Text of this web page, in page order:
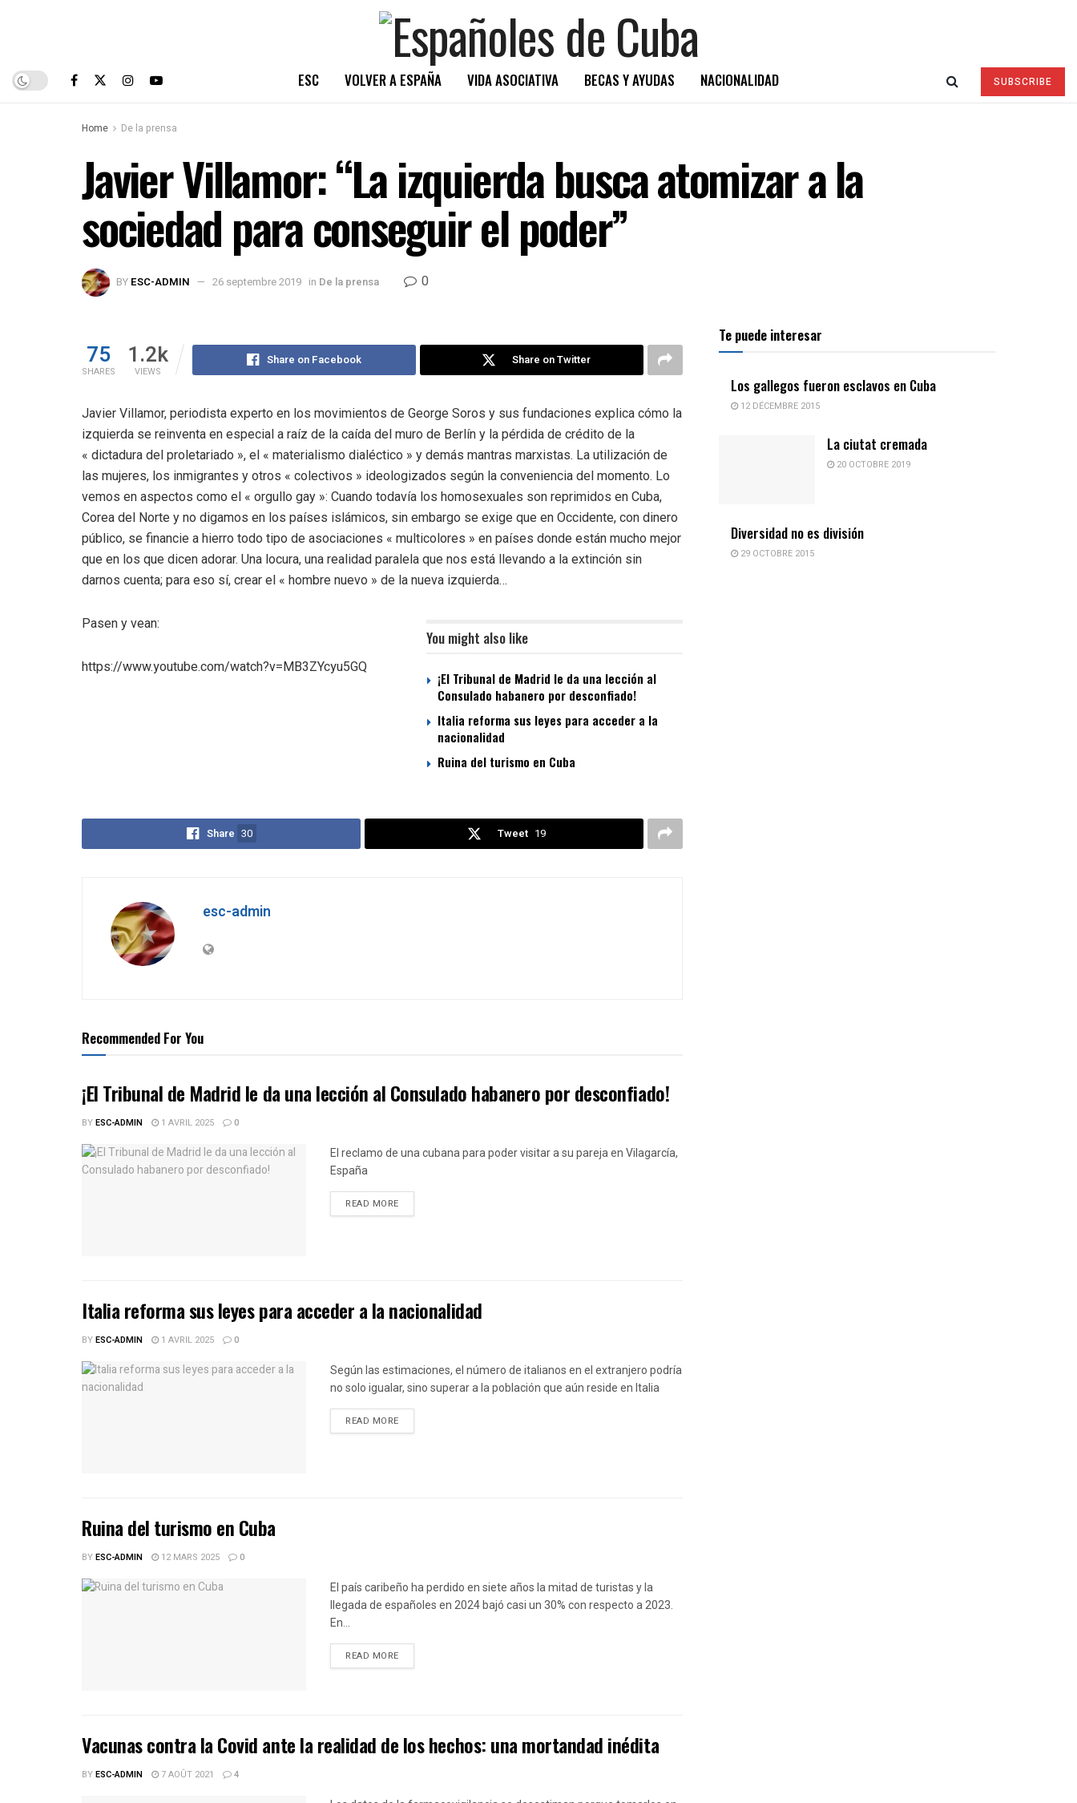
ESC VOLVER A ESPAÑA VIDA ASOCIATIVA BECAS Y AYUDAS NACIONALIDAD SUBSCRIBE
Home De la prensa
Javier Villamor: “La izquierda busca atomizar a la
sociedad para conseguir el poder”
BY ESC-ADMIN 26 septembre 2019 in De la prensa 0
75
SHARES
1.2k
VIEWS
Share on Facebook Share on Twitter
Javier Villamor, periodista experto en los movimientos de George Soros y sus fundaciones explica cómo la
izquierda se reinventa en especial a raíz de la caída del muro de Berlín y la pérdida de crédito de la
« dictadura del proletariado », el « materialismo dialéctico » y demás mantras marxistas. La utilización de
las mujeres, los inmigrantes y otros « colectivos » ideologizados según la conveniencia del momento. Lo
vemos en aspectos como el « orgullo gay »: Cuando todavía los homosexuales son reprimidos en Cuba,
Corea del Norte y no digamos en los países islámicos, sin embargo se exige que en Occidente, con dinero
público, se financie a hierro todo tipo de asociaciones « multicolores » en países donde están mucho mejor
que en los que dicen adorar. Una locura, una realidad paralela que nos está llevando a la extinción sin
darnos cuenta; para eso sí, crear el « hombre nuevo » de la nueva izquierda…
You might also like
¡El Tribunal de Madrid le da una lección al
Consulado habanero por desconfiado!
Italia reforma sus leyes para acceder a la
nacionalidad
Ruina del turismo en Cuba
Pasen y vean:
https://www.youtube.com/watch?v=MB3ZYcyu5GQ
Share 30 Tweet 19
esc-admin
Recommended For You
¡El Tribunal de Madrid le da una lección al Consulado habanero por desconfiado!
BYESC-ADMIN 1 AVRIL 2025 0
El reclamo de una cubana para poder visitar a su pareja en Vilagarcía,
España
READ MOREDETAILS
Italia reforma sus leyes para acceder a la nacionalidad
BYESC-ADMIN 1 AVRIL 2025 0
Según las estimaciones, el número de italianos en el extranjero podría
no solo igualar, sino superar a la población que aún reside en Italia
READ MOREDETAILS
Ruina del turismo en Cuba
BYESC-ADMIN 12 MARS 2025 0
El país caribeño ha perdido en siete años la mitad de turistas y la
llegada de españoles en 2024 bajó casi un 30% con respecto a 2023.
En...
READ MOREDETAILS
Vacunas contra la Covid ante la realidad de los hechos: una mortandad inédita
BYESC-ADMIN 7 AOÛT 2021 4
Te puede interesar
Los gallegos fueron esclavos en Cuba
12 DÉCEMBRE 2015
La ciutat cremada
20 OCTOBRE 2019
Diversidad no es división
29 OCTOBRE 2015